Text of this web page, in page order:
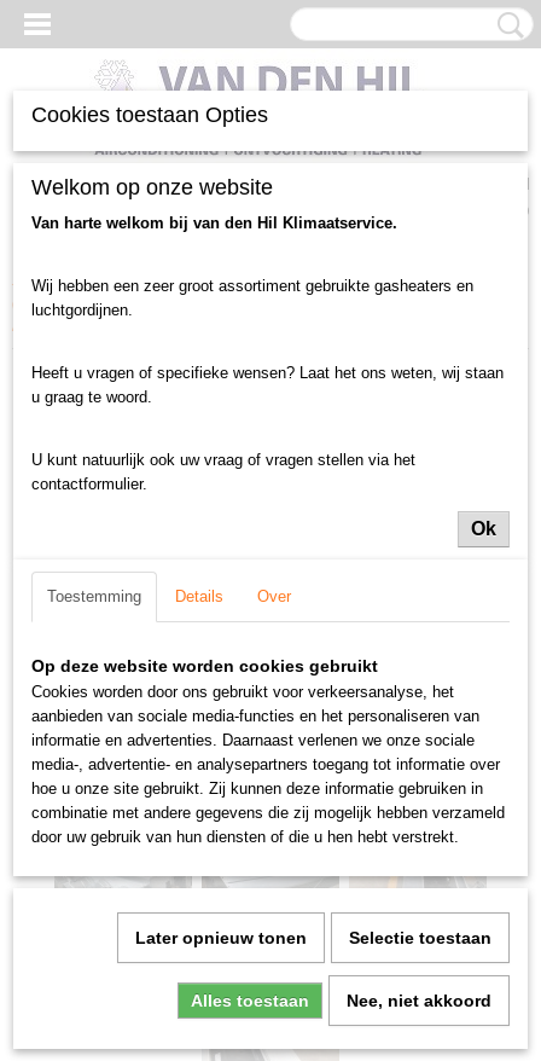
Inloggen Registreren
(0)
Home >Verwarming heater>Verwarming heater gebruikt>Warmwater
(CV) verwarmers
Plafond montage
CV Luchtverwarmer LSA,
kanaalunit (39)
Cookies toestaan Opties
Welkom op onze website
Van harte welkom bij van den Hil Klimaatservice.
Wij hebben een zeer groot assortiment gebruikte gasheaters en
luchtgordijnen.
Heeft u vragen of specifieke wensen? Laat het ons weten, wij staan
u graag te woord.
U kunt natuurlijk ook uw vraag of vragen stellen via het
contactformulier.
Ok
Toestemming Details Over
Op deze website worden cookies gebruikt
Cookies worden door ons gebruikt voor verkeersanalyse, het
aanbieden van sociale media-functies en het personaliseren van
informatie en advertenties. Daarnaast verlenen we onze sociale
media-, advertentie- en analysepartners toegang tot informatie over
hoe u onze site gebruikt. Zij kunnen deze informatie gebruiken in
combinatie met andere gegevens die zij mogelijk hebben verzameld
door uw gebruik van hun diensten of die u hen hebt verstrekt.
Later opnieuw tonen Selectie toestaan
Alles toestaan Nee, niet akkoord